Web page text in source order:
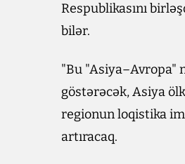
Respublikasını
bilər.
"Bu "Asiya–Avropa"
göstərəcək, Asiya
regionun loqistika
artıracaq.